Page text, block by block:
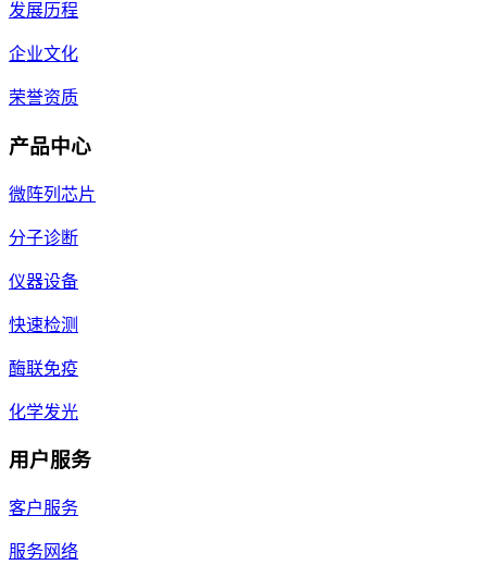
发展历程
企业文化
荣誉资质
产品中心
微阵列芯片
分子诊断
仪器设备
快速检测
酶联免疫
化学发光
用户服务
客户服务
服务网络